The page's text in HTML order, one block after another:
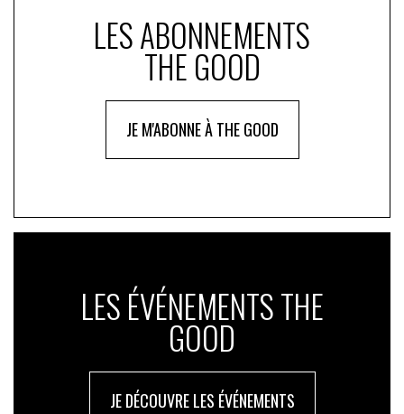
LES ABONNEMENTS
THE GOOD
JE M'ABONNE À THE GOOD
LES ÉVÉNEMENTS THE
GOOD
JE DÉCOUVRE LES ÉVÉNEMENTS